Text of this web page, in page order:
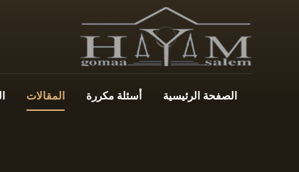
الصفحة الرئيسية أسئلة مكررة المقالات